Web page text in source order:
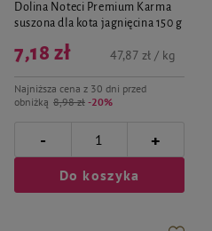
Dolina Noteci Premium Karma
suszona dla kota jagnięcina 150 g
Najniższa cena z 30 dni przed
obniżką 8,98 zł -20%
7,18 zł 47,87 zł / kg
- +
Do koszyka